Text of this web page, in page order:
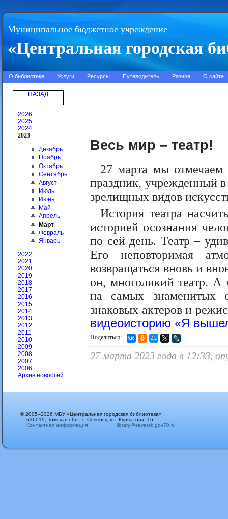
Муниципальное бюджетное учреждение
«Центральная городская
О библиотеке Услуги Ресурсы Путеводитель Разное О сайте
НАЗАД
2026
2025
2024
2023
Декабрь
Ноябрь
Октябрь
Сентябрь
Август
Июль
Июнь
Май
Апрель
Март
Февраль
Январь
2022
2021
2020
2019
2018
2017
2016
2015
2014
2013
2012
2011
2010
2009
2008
2007
2006
Архив новостей
Весь мир – театр!
27 марта мы
праздник, учрежденный
зрелищных видов
История театра
историей осознания
по сей день. Театр –
Его неповторимая
возвращаться вновь и
он, многоликий театр. А
на самых знаменитых
знаковых актеров и
видеоисторию «Я
Поделиться:
27 марта 2023 года в 12:33,
© 2005–2026 МБУ «Центральная городская библиотека»
636019, Томская обл., г. Северск, ул. Курчатова, 16
Контактная информация
library@seversk.gov70.ru